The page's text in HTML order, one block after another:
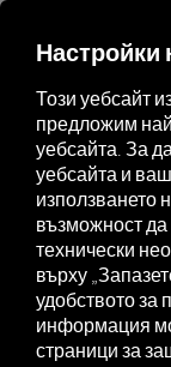
Driver
За да влезете
вход от
достъп под
намерени на
създадена от
мениджър на
Настройки
Този уебсайт
предложим
уебсайта. За
уебсайта и
използването
възможност да
технически
върху
удобството за
информация
страници за